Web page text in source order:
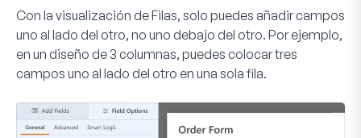
Con la visualización de Filas, solo puedes añadir campos
uno al lado del otro, no uno debajo del otro. Por ejemplo,
en un diseño de 3 columnas, puedes colocar tres
campos uno al lado del otro en una sola fila.